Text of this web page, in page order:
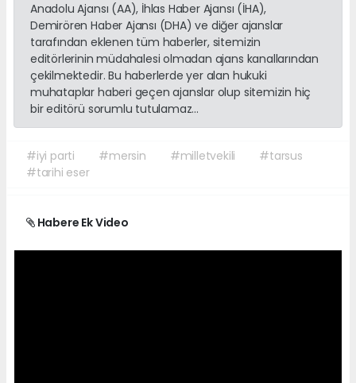
Anadolu Ajansı (AA), İhlas Haber Ajansı (İHA),
Demirören Haber Ajansı (DHA) ve diğer ajanslar
tarafından eklenen tüm haberler, sitemizin
editörlerinin müdahalesi olmadan ajans kanallarından
çekilmektedir. Bu haberlerde yer alan hukuki
muhataplar haberi geçen ajanslar olup sitemizin hiç
bir editörü sorumlu tutulamaz...
#iyi parti #mersin #milletvekili
#tarsus
#tarihi eser
Habere Ek Video